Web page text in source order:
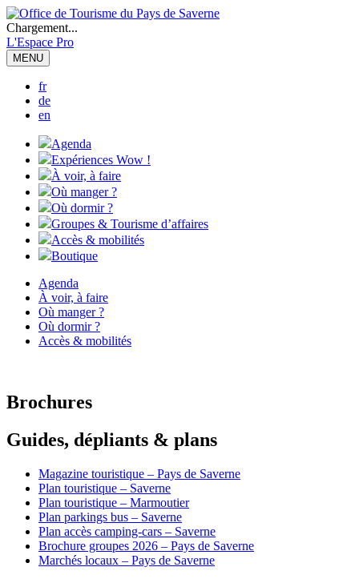
Chargement...
L'Espace Pro
MENU
fr
de
en
Agenda
Expériences Wow !
À voir, à faire
Où manger ?
Où dormir ?
Groupes & Tourisme d’affaires
Accès & mobilités
Boutique
Agenda
À voir, à faire
Où manger ?
Où dormir ?
Accès & mobilités
Brochures
Guides, dépliants & plans
Magazine touristique – Pays de Saverne
Plan touristique – Saverne
Plan touristique – Marmoutier
Plan parkings bus – Saverne
Plan accès camping-cars – Saverne
Brochure groupes 2026 – Pays de Saverne
Marchés locaux – Pays de Saverne